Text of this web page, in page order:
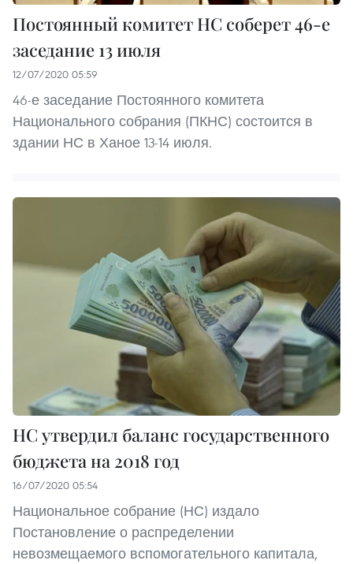
Постоянный комитет НС соберет 46-е
заседание 13 июля
12/07/2020 05:59
46-е заседание Постоянного комитета
Национального собрания (ПКНС) состоится в
здании НС в Ханое 13-14 июля.
НС утвердил баланс государственного
бюджета на 2018 год
16/07/2020 05:54
Национальное собрание (НС) издало
Постановление о распределении
невозмещаемого вспомогательного капитала,